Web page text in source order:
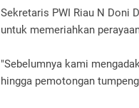
Sekretaris PWI Riau N Doni
untuk memeriahkan
"Sebelumnya kami
hingga pemotongan